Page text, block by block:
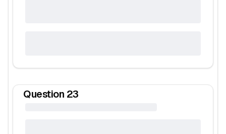
Question 23